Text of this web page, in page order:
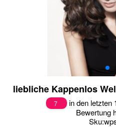
liebliche Kappenlos
7
in den letzten
Bewertung
Sku: